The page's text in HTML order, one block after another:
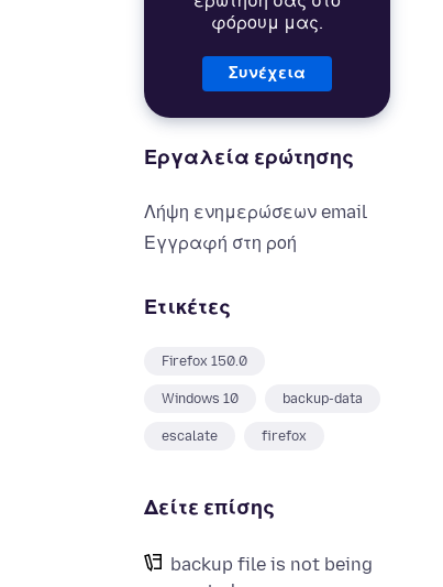
φόρουμ μας.
Συνέχεια
Εργαλεία ερώτησης
Λήψη ενημερώσεων email
Εγγραφή στη ροή
Ετικέτες
Firefox 150.0
Windows 10 backup-data
escalate firefox
Δείτε επίσης
backup file is not being